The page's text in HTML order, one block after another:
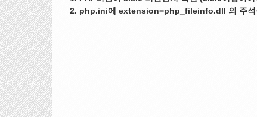
2. php.ini에 extension=php_fileinfo.dll 의 주석